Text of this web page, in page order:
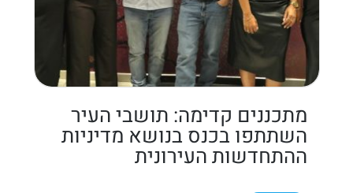
מתכננים קדימה: תושבי העיר
השתתפו בכנס בנושא מדיניות
ההתחדשות העירונית